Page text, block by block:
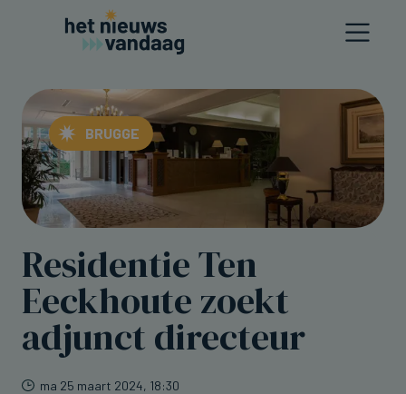
BRUGGE
Residentie Ten
Eeckhoute zoekt
adjunct directeur
ma 25 maart 2024, 18:30